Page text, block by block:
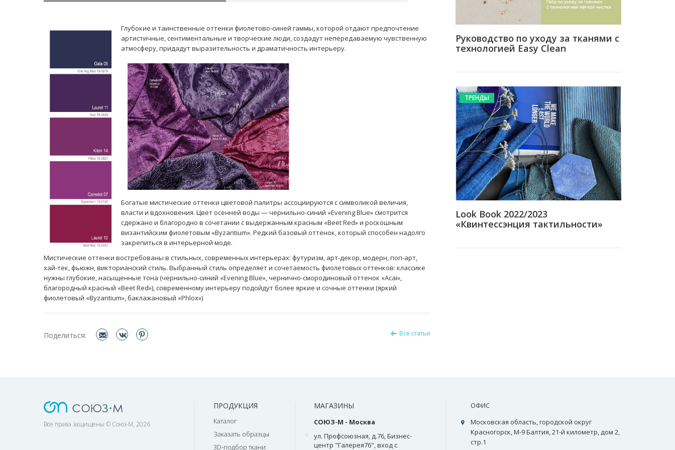
Глубокие и таинственные оттенки фиолетово-синей гаммы, которой отдают предпочтение
артистичные, сентиментальные и творческие люди, создадут непередаваемую чувственную
атмосферу, придадут выразительность и драматичность интерьеру.
Богатые мистические оттенки цветовой палитры ассоциируются с символикой величия,
власти и вдохновения. Цвет осенней воды — чернильно-синий «Evening Blue» смотрится
cдержано и благородно в сочетании с выдержанным красным «Beet Red» и роскошным
византийским фиолетовым «Byzantium». Редкий базовый оттенок, который способен надолго
закрепиться в интерьерной моде.
Мистические оттенки востребованы в стильных, современных интерьерах: футуризм, арт-декор, модерн, поп-арт,
хай-тек, фьюжн, викторианский стиль. Выбранный стиль определяет и сочетаемость фиолетовых оттенков: классике
нужны глубокие, насыщенные тона (чернильно-синий «Evening Blue», чернично-смородиновый оттенок «Acai»,
благородный красный «Beet Red»), современному интерьеру подойдут более яркие и сочные оттенки (яркий
фиолетовый «Byzantium», баклажановый «Phlox»)
Поделиться: Все статьи
Руководство по уходу за тканями с
технологией Easy Clean
ТРЕНДЫ
Look Book 2022/2023
«Квинтесcэнция тактильности»
Все права защищены © Союз-М, 2026
ПРОДУКЦИЯ
Каталог
Заказать образцы
3D-подбор ткани
МАГАЗИНЫ
СОЮЗ-М - Москва
ул. Профсоюзная, д.76, Бизнес-
центр "Галерея76", вход с
ОФИС
Московская область, городской округ
Красногорск, М-9 Балтия, 21-й километр, дом 2,
стр.1